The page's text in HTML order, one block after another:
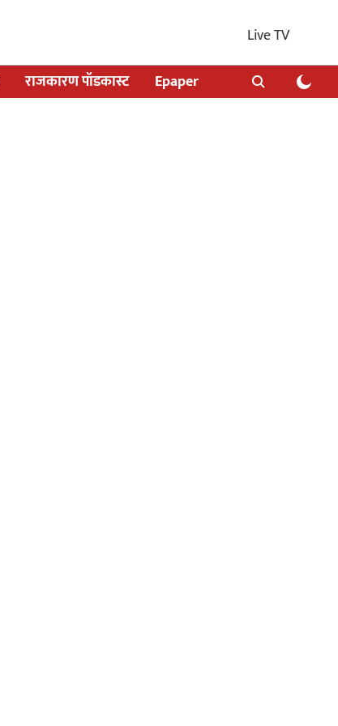
Live TV
राजकारण पॉडकास्ट Epaper